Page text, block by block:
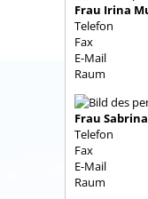
Frau Irina
Telefon
Fax
E-Mail
Raum
Frau Sabrina
Telefon
Fax
E-Mail
Raum